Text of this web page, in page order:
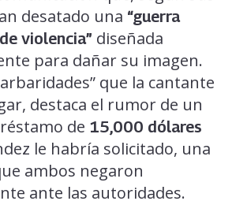
desatado una “guerra
violencia” diseñada
para dañar su imagen.
que la cantante
destaca el rumor de un
de 15,000 dólares
le habría solicitado, una
ambos negaron
ante las autoridades.